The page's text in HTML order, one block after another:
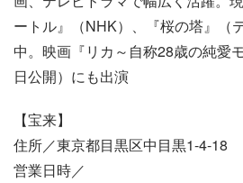
ートル』（NHK）、『桜の塔』（
中。映画『リカ～自称28歳の純愛
日公開）にも出演
【宝来】
住所／東京都目黒区中目黒1-4-18
営業日時／